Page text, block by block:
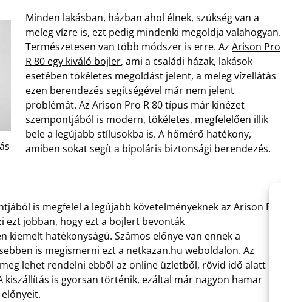
Minden lakásban, házban ahol élnek, szükség van a
meleg vízre is, ezt pedig mindenki megoldja valahogyan.
Természetesen van több módszer is erre. Az Arison Pro
R 80 egy kiváló bojler, ami a családi házak, lakások
esetében tökéletes megoldást jelent, a meleg vízellátás
ezen berendezés segítségével már nem jelent
problémát. Az Arison Pro R 80 típus már kinézet
szempontjából is modern, tökéletes, megfelelően illik
bele a legújabb stílusokba is. A hőmérő hatékony,
amiben sokat segít a bipoláris biztonsági berendezés.
is megfelel a legújabb követelményeknek az Arison Pro
ezt jobban, hogy ezt a bojlert bevonták
kiemelt hatékonyságú. Számos előnye van ennek a
is megismerni ezt a netkazan.hu weboldalon. Az
lehet rendelni ebből az online üzletből, rövid idő alatt be
is gyorsan történik, ezáltal már nagyon hamar